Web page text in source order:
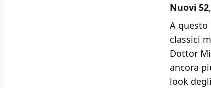
Nuovi 52
A
classici
Dottor
ancora
look